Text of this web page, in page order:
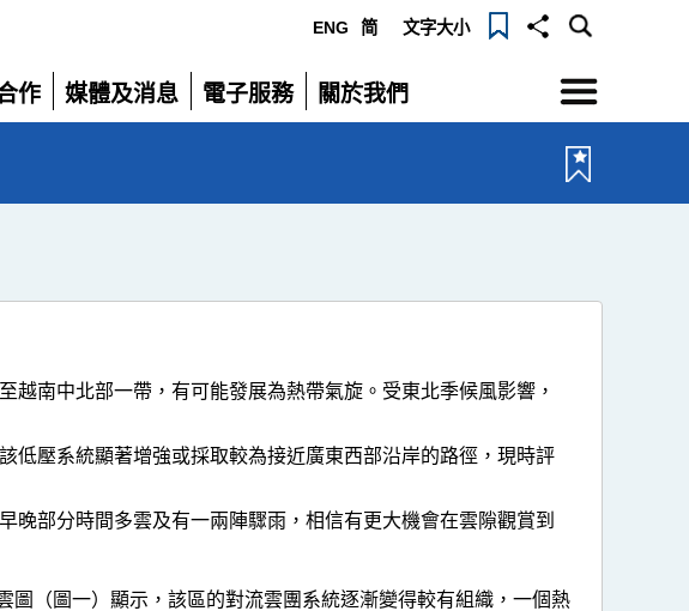
ENG 简 文字大小
作
媒體及消息
展
電子服務
展
關於我們
展
選
單
南中北部一帶，有可能發展為熱帶氣旋。受東北季候風影響，
低壓系統顯著增強或採取較為接近廣東西部沿岸的路徑，現時評
部分時間多雲及有一兩陣驟雨，相信有更大機會在雲隙觀賞到
（圖一）顯示，該區的對流雲團系統逐漸變得較有組織，一個熱